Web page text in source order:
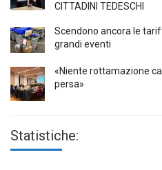
CITTADINI TEDESCHI
Scendono ancora le
grandi eventi
«Niente rottamazione
persa»
Statistiche: